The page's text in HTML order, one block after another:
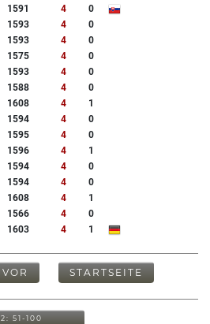
1591 4
0
1593 4
0
1593 4
0
1575 4
0
1593 4
0
1588 4
0
1608 4
1
1594 4
0
1595 4
0
1596 4
1
1594 4
0
1594 4
0
1608 4
1
1566 4
0
1603 4 1
VOR STARTSEITE
2: 51-100